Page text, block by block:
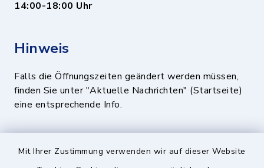
Mit Ihrer Zustimmung verwenden wir auf dieser Website
14:00-18:00 Uhr
Hinweis
Falls die Öffnungszeiten geändert werden müssen,
finden Sie unter "Aktuelle Nachrichten" (Startseite)
eine entsprechende Info.
Quicklinks